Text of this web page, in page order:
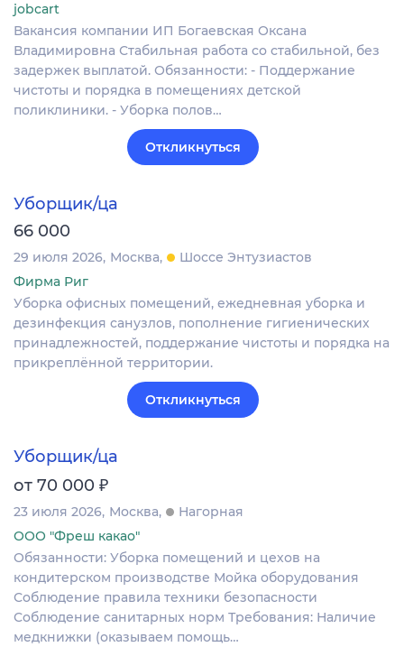
jobcart
Вакансия компании ИП Богаевская Оксана
Владимировна Стабильная работа со стабильной, без
задержек выплатой. Обязанности: - Поддержание
чистоты и порядка в помещениях детской
поликлиники. - Уборка полов…
Откликнуться
Уборщик/ца
66 000
29 июля 2026 Москва
Шоссе Энтузиастов
Фирма Риг
Уборка офисных помещений, ежедневная уборка и
дезинфекция санузлов, пополнение гигиенических
принадлежностей, поддержание чистоты и порядка на
прикреплённой территории.
Откликнуться
Уборщик/ца
от 70 000 ₽
23 июля 2026 Москва
Нагорная
ООО "Фреш какао"
Обязанности: Уборка помещений и цехов на
кондитерском производстве Мойка оборудования
Соблюдение правила техники безопасности
Соблюдение санитарных норм Требования: Наличие
медкнижки (оказываем помощь…